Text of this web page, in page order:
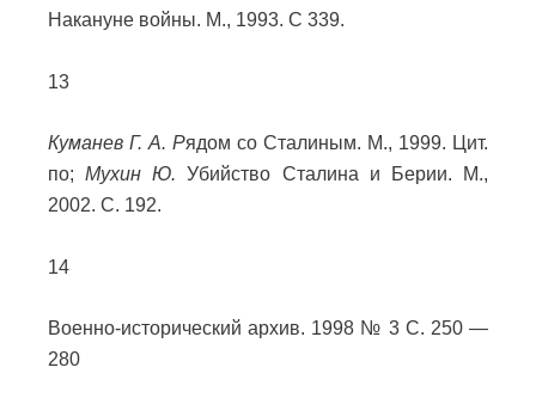
Накануне войны. М., 1993. С 339.
13
Куманев Г. А. Рядом со Сталиным. М., 1999. Цит.
по;Мухин Ю. Убийство Сталина и Берии. М.,
2002. С. 192.
14
Военно-исторический архив. 1998 № 3 С. 250 —
280